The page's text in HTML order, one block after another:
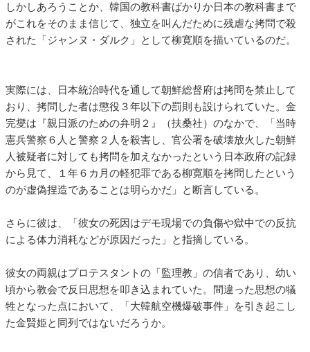
しかしあろうことか、韓国の教科書ばかりか日本の教科書まで
がこれをそのまま信じて、独立を叫んだために残虐な拷問で殺
された「ジャンヌ・ダルク」として柳寛順を描いているのだ。
実際には、日本統治時代を通して朝鮮総督府は拷問を禁止して
おり、拷問した者は懲役３年以下の罰則も設けられていた。金
完燮は『親日派のための弁明２』（扶桑社）のなかで、「当時
憲兵警察６人と警察２人を殺害し、官公署を破壊放火した朝鮮
人被疑者に対しても拷問を加えなかったという日本政府の記録
から見て、１年６カ月の軽犯罪である柳寛順を拷問したという
のが虚偽捏造であることは明らかだ」と断言している。
さらに彼は、「彼女の死因はデモ現場での負傷や獄中での反抗
による体力消耗などが原因だった」と指摘している。
彼女の両親はプロテスタントの「監理教」の信者であり、幼い
頃から教会で反日思想を叩き込まれていた。間違った思想の犠
牲となった点において、「大韓航空機爆破事件」を引き起こし
た金賢姫と同列ではないだろうか。